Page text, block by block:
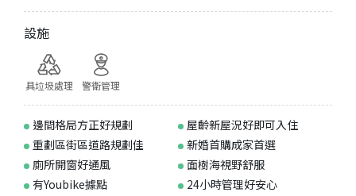
設施
具垃圾處理 警衛管理
邊間格局方正好規劃
屋齡新屋況好即可入住
重劃區街區道路規劃佳
新婚首購成家首選
廁所開窗好通風
面樹海視野舒服
有Youbike據點
24小時管理好安心